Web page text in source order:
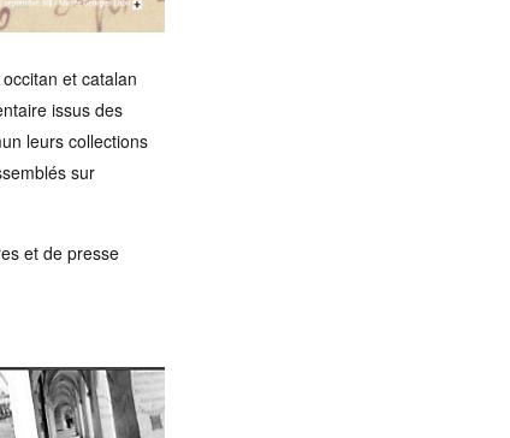
et catalan
issus des
leurs collections
sur
et de presse